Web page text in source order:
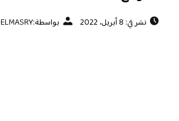
نشر في: 8 أبريل، 2022 بواسطة:ELMASRY